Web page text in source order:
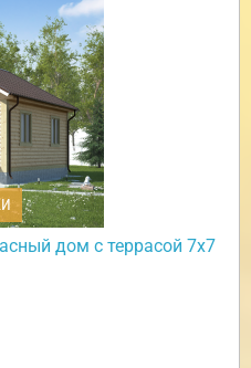
дом с террасой 7х7